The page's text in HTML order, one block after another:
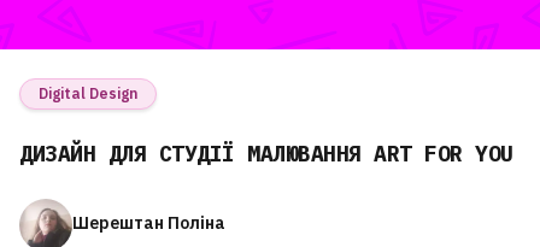
Digital Design
ДИЗАЙН ДЛЯ СТУДІЇ МАЛЮВАННЯ ART FOR YOU
Шерештан Поліна